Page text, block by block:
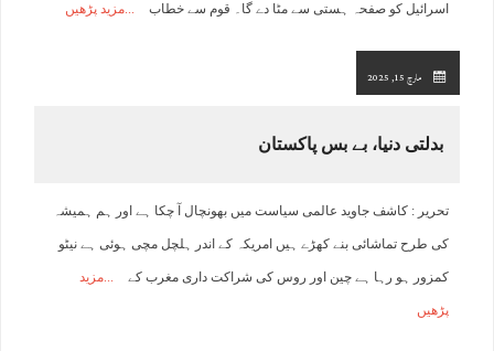
اسرائیل کو صفحہ ہستی سے مٹا دے گا۔ قوم سے خطاب مزید پڑھیں
مارچ 15, 2025
بدلتی دنیا، بے بس پاکستان
تحریر : کاشف جاوید عالمی سیاست میں بھونچال آ چکا ہے اور ہم ہمیشہ
کی طرح تماشائی بنے کھڑے ہیں امریکہ کے اندر ہلچل مچی ہوئی ہے نیٹو
کمزور ہو رہا ہے چین اور روس کی شراکت داری مغرب کے مزید
پڑھیں